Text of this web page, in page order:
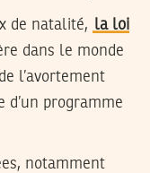
de natalité, la loi
dans le monde
l’avortement
programme
notamment